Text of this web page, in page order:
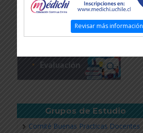
Grupos de Estudio
Comité Buenas Practicas Docentes
Revisar más información